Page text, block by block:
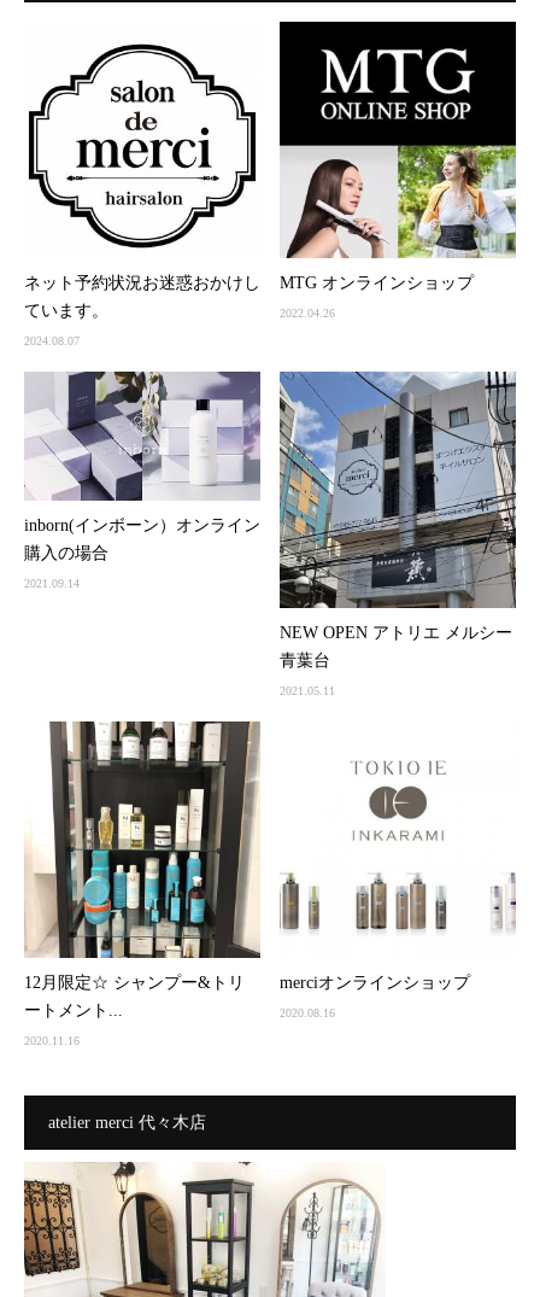
ネット予約状況お迷惑おかけし
ています。
2024.08.07
MTG オンラインショップ
2022.04.26
inborn(インボーン）オンライン
購入の場合
2021.09.14
NEW OPEN アトリエ メルシー
青葉台
2021.05.11
12月限定☆ シャンプー&トリ
ートメント...
2020.11.16
merciオンラインショップ
2020.08.16
atelier merci 代々木店